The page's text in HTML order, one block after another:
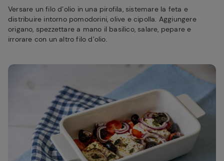
Versare un filo d’olio in una pirofila, sistemare la feta e
distribuire intorno pomodorini, olive e cipolla. Aggiungere
origano, spezzettare a mano il basilico, salare, pepare e
irrorare con un altro filo d’olio.